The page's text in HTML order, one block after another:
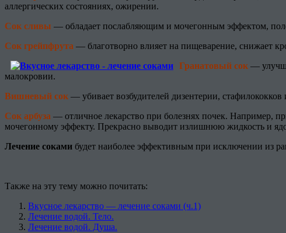
аллергических состояниях, ожирении.
Сок сливы — обладает послабляющим и мочегонным эффектом,
Сок грейпфрута — благотворно влияет на пищеварение, снижает
Гранатовый сок —
малокровии.
Вишневый сок — убивает возбудителей дизентерии,
Сок арбуза — отличное лекарство при болезнях почек. Например,
мочегонному эффекту. Прекрасно выводит излишнюю жидкость и
Лечение соками будет наиболее эффективным при исключении из
Также на эту тему можно почитать:
Вкусное лекарство — лечение соками (ч.1)
Лечение водой. Тело.
Лечение водой. Душа.